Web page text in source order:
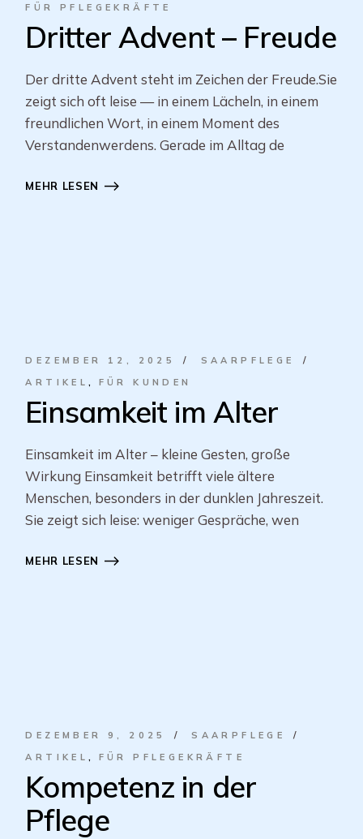
FÜR PFLEGEKRÄFTE
Dritter Advent – Freude
Der dritte Advent steht im Zeichen der Freude.Sie
zeigt sich oft leise — in einem Lächeln, in einem
freundlichen Wort, in einem Moment des
Verstandenwerdens. Gerade im Alltag de
MEHR LESEN
DEZEMBER 12, 2025
SAARPFLEGE
ARTIKEL
FÜR KUNDEN
Einsamkeit im Alter
Einsamkeit im Alter – kleine Gesten, große
Wirkung Einsamkeit betrifft viele ältere
Menschen, besonders in der dunklen Jahreszeit.
Sie zeigt sich leise: weniger Gespräche, wen
MEHR LESEN
DEZEMBER 9, 2025
SAARPFLEGE
ARTIKEL
FÜR PFLEGEKRÄFTE
Kompetenz in der
Pflege